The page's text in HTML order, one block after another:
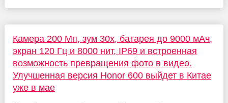
Камера 200 Мп, зум 30х, батарея до 9000 мАч,
экран 120 Гц и 8000 нит, IP69 и встроенная
возможность превращения фото в видео.
Улучшенная версия Honor 600 выйдет в Китае
уже в мае